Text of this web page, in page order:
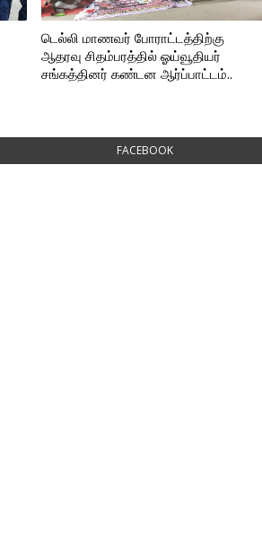
டெல்லி மாணவர் போராட்டத்திற்கு
ஆதரவு சிதம்பரத்தில் ஓய்வூதியர்
சங்கத்தினர் கண்டன ஆர்ப்பாட்டம்..
FACEBOOK